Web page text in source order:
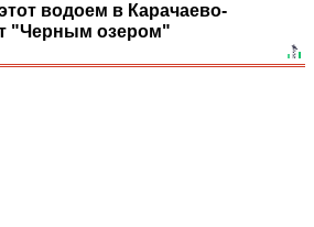
водоем в Карачаево-
"Черным озером"